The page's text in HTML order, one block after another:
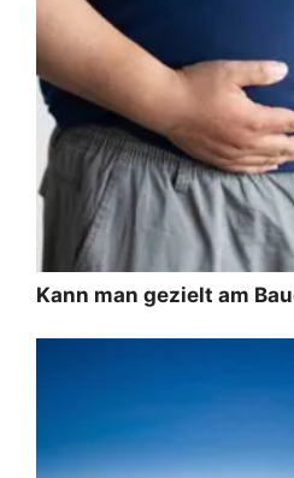
Kann man gezielt am